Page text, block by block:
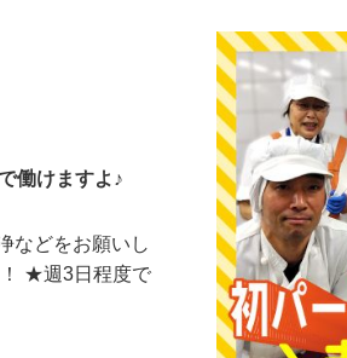
働けますよ♪
などをお願いし
！ ★週3日程度で